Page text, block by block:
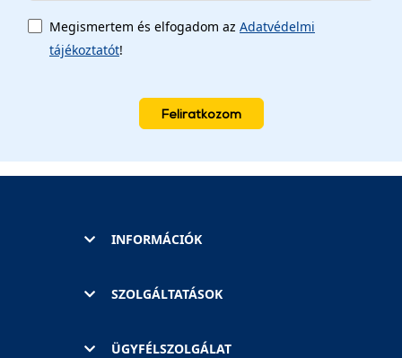
Megismertem és elfogadom az Adatvédelmi
tájékoztatót!
Feliratkozom
INFORMÁCIÓK
SZOLGÁLTATÁSOK
ÜGYFÉLSZOLGÁLAT